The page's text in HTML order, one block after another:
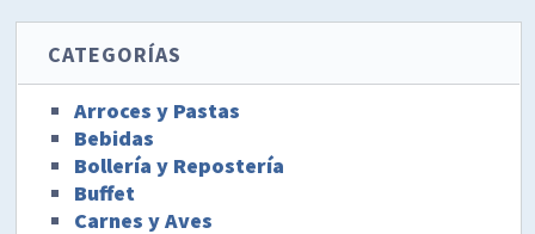
CATEGORÍAS
Arroces y Pastas
Bebidas
Bollería y Repostería
Buffet
Carnes y Aves